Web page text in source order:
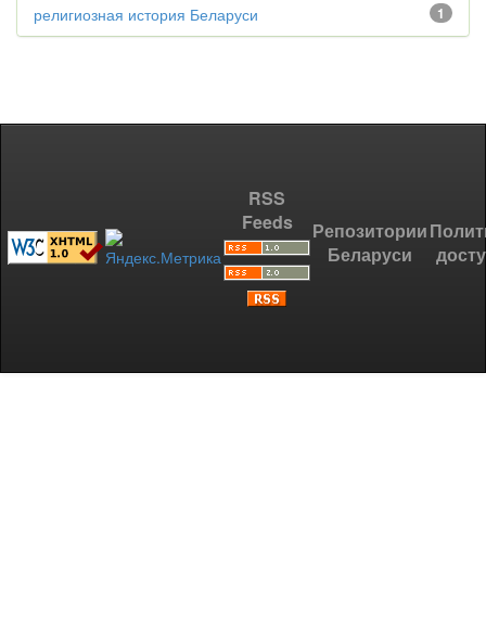
1
религиозная история Беларуси
RSS
Feeds
Репозитории
Беларуси